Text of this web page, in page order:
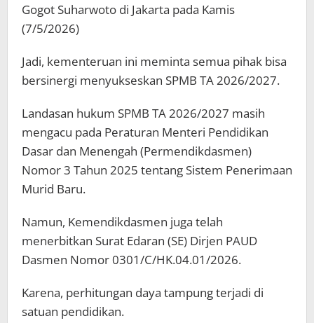
Gogot Suharwoto di Jakarta pada Kamis
(7/5/2026)
Jadi, kementeruan ini meminta semua pihak bisa
bersinergi menyukseskan SPMB TA 2026/2027.
Landasan hukum SPMB TA 2026/2027 masih
mengacu pada Peraturan Menteri Pendidikan
Dasar dan Menengah (Permendikdasmen)
Nomor 3 Tahun 2025 tentang Sistem Penerimaan
Murid Baru.
Namun, Kemendikdasmen juga telah
menerbitkan Surat Edaran (SE) Dirjen PAUD
Dasmen Nomor 0301/C/HK.04.01/2026.
Karena, perhitungan daya tampung terjadi di
satuan pendidikan.